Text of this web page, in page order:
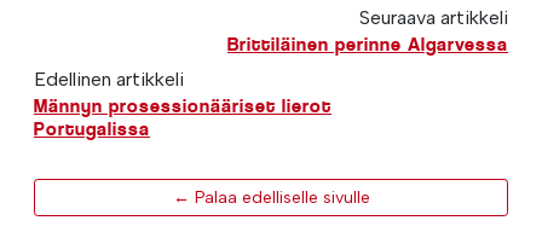
Seuraava artikkeli
Brittiläinen perinne Algarvessa
Edellinen artikkeli
Männyn prosessionääriset lierot
Portugalissa
← Palaa edelliselle sivulle